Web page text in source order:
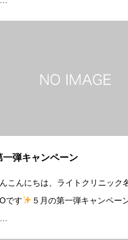
一弾キャンペーン
こんにちは、ライトクリニック
です
５月の第一弾キャンペー